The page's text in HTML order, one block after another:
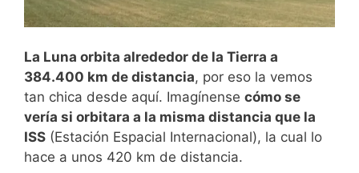
La Luna orbita alrededor de la Tierra a
384.400 km de distancia, por eso la vemos
tan chica desde aquí. Imagínense cómo se
vería si orbitara a la misma distancia que la
ISS (Estación Espacial Internacional), la cual lo
hace a unos 420 km de distancia.